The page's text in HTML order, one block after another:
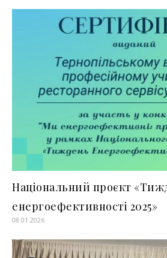
Національний проєкт
енергоефективності 2025»
08.01.2026